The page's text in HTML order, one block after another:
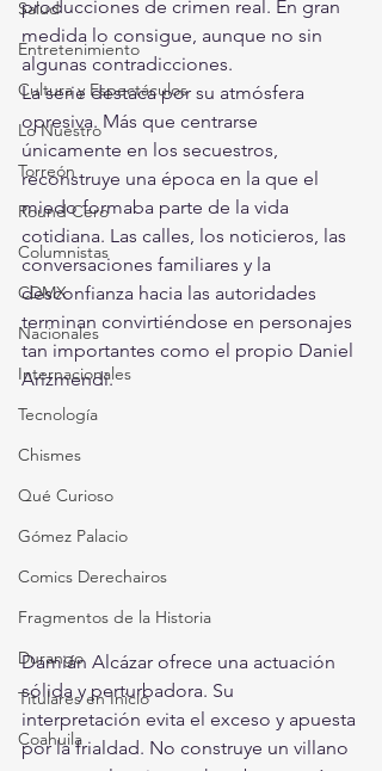
Salud
Entretenimiento
Cultura y Espectáculos
Lo Nuestro
Torreón
Round Cero
Columnistas
CDMX
Nacionales
Internacionales
Tecnología
Chismes
Qué Curioso
Gómez Palacio
Comics Derechairos
Fragmentos de la Historia
Durango
Titulares en Inicio
Coahuila
producciones de crimen real. En gran
medida lo consigue, aunque no sin
algunas contradicciones.
La serie destaca por su atmósfera
opresiva. Más que centrarse
únicamente en los secuestros,
reconstruye una época en la que el
miedo formaba parte de la vida
cotidiana. Las calles, los noticieros, las
conversaciones familiares y la
desconfianza hacia las autoridades
terminan convirtiéndose en personajes
tan importantes como el propio Daniel
Arizmendi.
Damián Alcázar ofrece una actuación
sólida y perturbadora. Su
interpretación evita el exceso y apuesta
por la frialdad. No construye un villano